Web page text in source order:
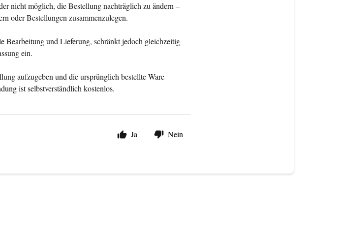
nicht möglich, die Bestellung nachträglich zu ändern –
oder Bestellungen zusammenzulegen.
Bearbeitung und Lieferung, schränkt jedoch gleichzeitig
ein.
aufzugeben und die ursprünglich bestellte Ware
ist selbstverständlich kostenlos.
Ja Nein